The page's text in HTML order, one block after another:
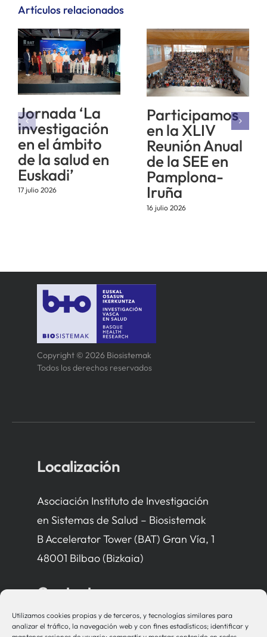
Utilizamos cookies propias y de terceros, y tecnologías similares para
analizar el tráfico, la navegación web y con fines estadísticos; identificar y
Artículos relacionados
Jornada ‘La
investigación
en el ámbito
de la salud en
Euskadi’
17 julio 2026
Participamos
en la XLIV
Reunión Anual
de la SEE en
Pamplona-
Iruña
16 julio 2026
Copyright © 2026 Biosistemak
Todos los derechos reservados
Localización
Asociación Instituto de Investigación
en Sistemas de Salud – Biosistemak
B Accelerator Tower (BAT) Gran Vía, 1
48001 Bilbao (Bizkaia)
Contacto
bio-sistemak@bio-sistemak.eus